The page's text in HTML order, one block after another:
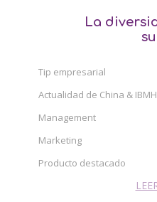
La
Tip empresarial
Actualidad de China & IBMH
Management
Marketing
Producto destacado